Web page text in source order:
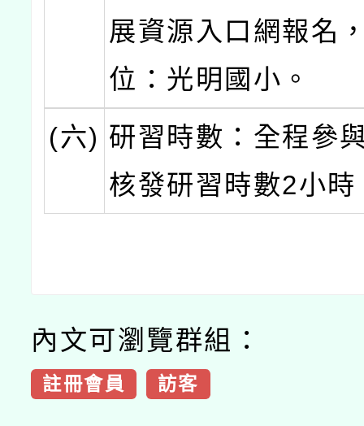
展資源入口網報名
位：光明國小。
(六) 研習時數：全程參
核發研習時數2小時
內文可瀏覽群組：
註冊會員 訪客